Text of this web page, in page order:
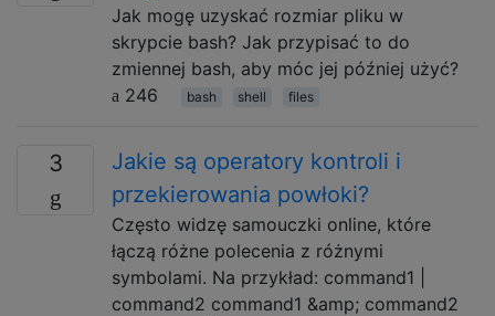
Jak mogę uzyskać rozmiar pliku w
skrypcie bash? Jak przypisać to do
zmiennej bash, aby móc jej później użyć?
246
bash shell files
3
Jakie są operatory kontroli i
przekierowania powłoki?
Często widzę samouczki online, które
łączą różne polecenia z różnymi
symbolami. Na przykład: command1 |
command2 command1 &amp; command2